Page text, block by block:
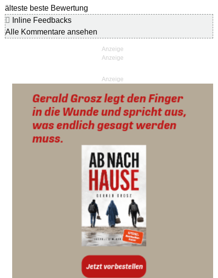
älteste beste Bewertung
Inline Feedbacks
Alle Kommentare ansehen
Anzeige